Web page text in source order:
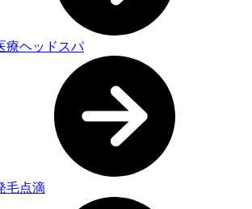
療ヘッドスパ
毛点滴